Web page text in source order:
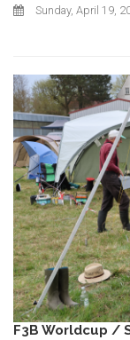
Sunday, April 19,
F3B Worldcup /